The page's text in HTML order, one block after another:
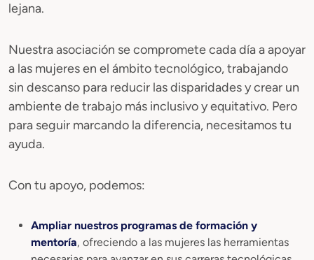
lejana.
Nuestra asociación se compromete cada día a apoyar
a las mujeres en el ámbito tecnológico, trabajando
sin descanso para reducir las disparidades y crear un
ambiente de trabajo más inclusivo y equitativo. Pero
para seguir marcando la diferencia, necesitamos tu
ayuda.
Con tu apoyo, podemos:
Ampliar nuestros programas de formación y
mentoría, ofreciendo a las mujeres las herramientas